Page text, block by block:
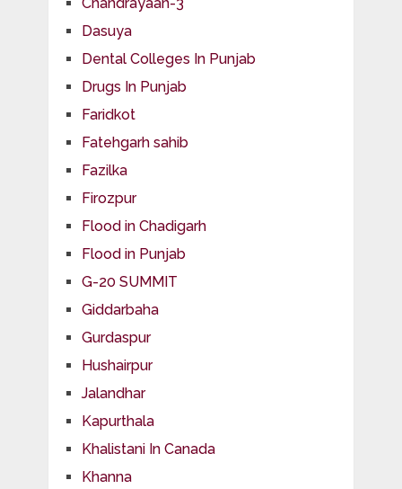
Dasuya
Dental Colleges In Punjab
Drugs In Punjab
Faridkot
Fatehgarh sahib
Fazilka
Firozpur
Flood in Chadigarh
Flood in Punjab
G-20 SUMMIT
Giddarbaha
Gurdaspur
Hushairpur
Jalandhar
Kapurthala
Khalistani In Canada
Khanna